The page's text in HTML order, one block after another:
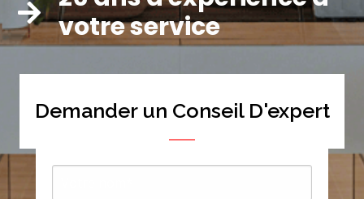
votre service
Demander un Conseil D'expert